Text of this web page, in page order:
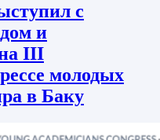
с
и
III
молодых
в Баку